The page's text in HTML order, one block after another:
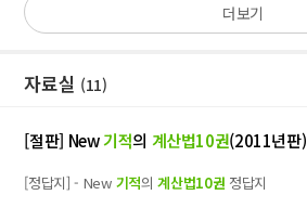
더보기
자료실 (11)
[절판] New기적의 계산법10권(2011년판)
[정답지] - New 기적의계산법10권 정답지